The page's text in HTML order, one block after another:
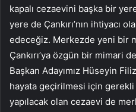
kapalı cezaevini başka bir
yere de Çankırı’nın ihtiyacı
edeceğiz. Merkezde yeni bir
Çankırı’ya özgün bir mimari
Başkan Adayımız Hüseyin
hayata geçirilmesi için gerekli
yapılacak olan cezaevi de